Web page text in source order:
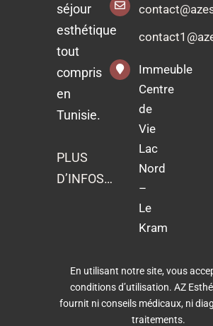
séjour
esthétique
tout
compris
en
Tunisie.
PLUS
D’INFOS…
Immeuble
Centre
de
Vie
Lac
Nord
–
Le
Kram
En utilisant notre site, vous
conditions d’utilisation. AZ
fournit ni conseils médicaux, ni
traitements.